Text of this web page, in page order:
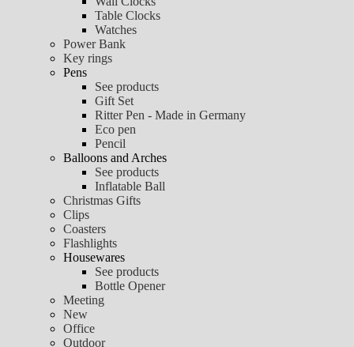
Table Clocks
Watches
Power Bank
Key rings
Pens
See products
Gift Set
Ritter Pen - Made in Germany
Eco pen
Pencil
Balloons and Arches
See products
Inflatable Ball
Christmas Gifts
Clips
Coasters
Flashlights
Housewares
See products
Bottle Opener
Meeting
New
Office
Outdoor